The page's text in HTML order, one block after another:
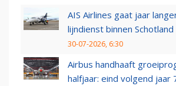
AIS Airlines gaat jaar
lijndienst binnen Schotland
30-07-2026, 6:30
Airbus handhaaft
halfjaar: eind volgend jaar